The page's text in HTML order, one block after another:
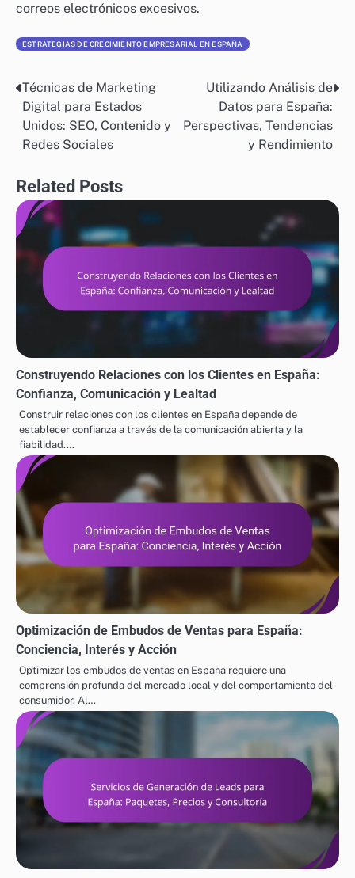
correos electrónicos excesivos.
ESTRATEGIAS DE CRECIMIENTO EMPRESARIAL EN ESPAÑA
Post
navigation
Técnicas de Marketing
Digital para Estados
Unidos: SEO, Contenido y
Redes Sociales
Utilizando Análisis de
Datos para España:
Perspectivas, Tendencias
y Rendimiento
Related Posts
Construyendo Relaciones con los Clientes en España:
Confianza, Comunicación y Lealtad
Construir relaciones con los clientes en España depende de
establecer confianza a través de la comunicación abierta y la
fiabilidad.…
Optimización de Embudos de Ventas para España:
Conciencia, Interés y Acción
Optimizar los embudos de ventas en España requiere una
comprensión profunda del mercado local y del comportamiento del
consumidor. Al…